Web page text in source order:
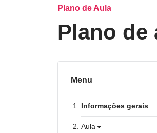
Plano de Aula
Plano de
Menu
Informações gerais
Aula